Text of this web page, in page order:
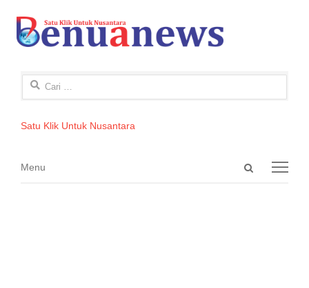
Cari
Satu Klik Untuk Nusantara
Open
Menu
Menu